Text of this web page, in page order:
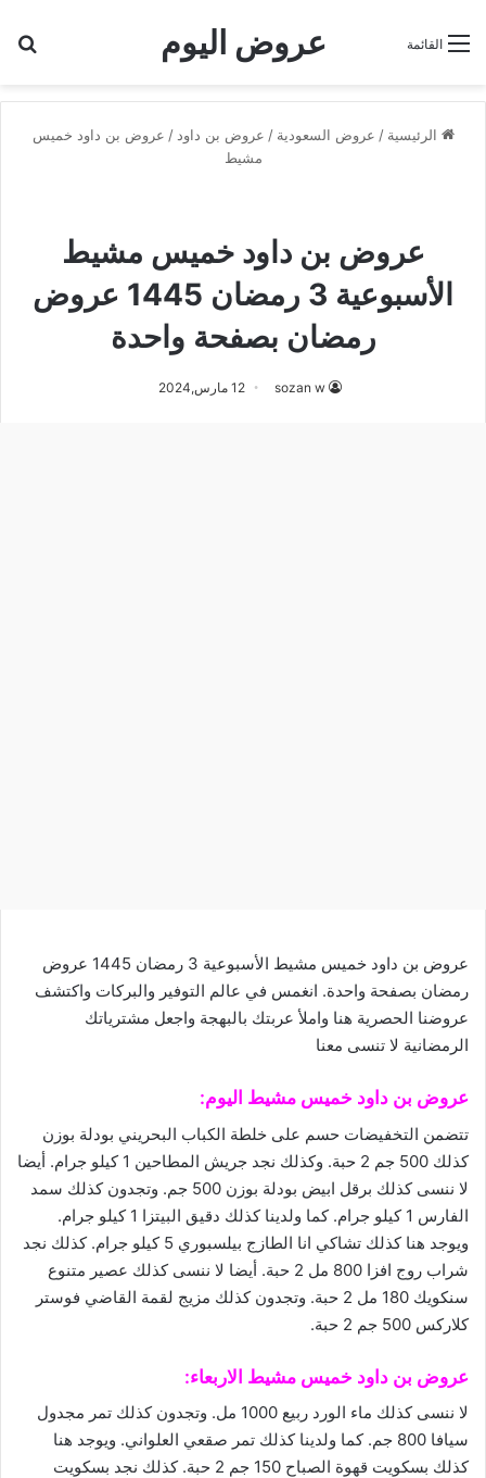
عروض اليوم القائمة
الرئيسية / عروض السعودية / عروض بن داود / عروض بن داود خميس
مشيط
عروض بن داود خميس مشيط
الأسبوعية 3 رمضان 1445 عروض
رمضان بصفحة واحدة
sozan w 12 مارس,2024
عروض بن داود خميس مشيط الأسبوعية 3 رمضان 1445 عروض
رمضان بصفحة واحدة. انغمس في عالم التوفير والبركات واكتشف
عروضنا الحصرية هنا واملأ عربتك بالبهجة واجعل مشترياتك
الرمضانية لا تنسى معنا
عروض بن داود خميس مشيط اليوم:
تتضمن التخفيضات حسم على خلطة الكباب البحريني بودلة بوزن
كذلك 500 جم 2 حبة. وكذلك نجد جريش المطاحين 1 كيلو جرام. أيضا
لا ننسى كذلك برقل ابيض بودلة بوزن 500 جم. وتجدون كذلك سمد
الفارس 1 كيلو جرام. كما ولدينا كذلك دقيق البيتزا 1 كيلو جرام.
ويوجد هنا كذلك تشاكي انا الطازج بيلسبوري 5 كيلو جرام. كذلك نجد
شراب روج افزا 800 مل 2 حبة. أيضا لا ننسى كذلك عصير متنوع
سنكويك 180 مل 2 حبة. وتجدون كذلك مزيج لقمة القاضي فوستر
كلاركس 500 جم 2 حبة.
عروض بن داود خميس مشيط الاربعاء:
لا ننسى كذلك ماء الورد ربيع 1000 مل. وتجدون كذلك تمر مجدول
سيافا 800 جم. كما ولدينا كذلك تمر صقعي العلواني. ويوجد هنا
كذلك بسكويت قهوة الصباح 150 جم 2 حبة. كذلك نجد بسكويت